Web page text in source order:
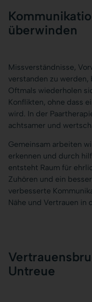
überwinden
Missverständnisse,
verstanden zu werden,
Oftmals wiederholen
Konflikten, ohne dass
wird. In der
achtsamer und
Gemeinsam arbeiten
erkennen und durch
entsteht Raum für
Zuhören und ein
verbesserte
Nähe und Vertrauen in
Untreue